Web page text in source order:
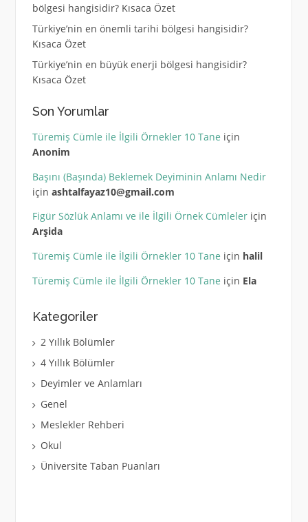
bölgesi hangisidir? Kısaca Özet
Türkiye’nin en önemli tarihi bölgesi hangisidir?
Kısaca Özet
Türkiye’nin en büyük enerji bölgesi hangisidir?
Kısaca Özet
Son Yorumlar
Türemiş Cümle ile İlgili Örnekler 10 Tane için
Anonim
Başını (Başında) Beklemek Deyiminin Anlamı Nedir
için ashtalfayaz10@gmail.com
Figür Sözlük Anlamı ve ile İlgili Örnek Cümleleriçin
Arşida
Türemiş Cümle ile İlgili Örnekler 10 Tane için halil
Türemiş Cümle ile İlgili Örnekler 10 Tane için Ela
Kategoriler
2 Yıllık Bölümler
4 Yıllık Bölümler
Deyimler ve Anlamları
Genel
Meslekler Rehberi
Okul
Üniversite Taban Puanları